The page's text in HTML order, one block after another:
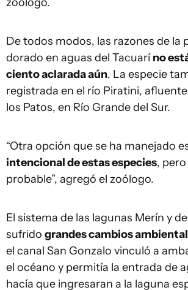
De todos modos, las razones de la
dorado en aguas del Tacuaríno
ciento aclarada aún. La especie
registrada en el río Piratini,
los Patos, en Río Grande del Sur.
“Otra opción que se ha manejado
intencional de estas especies,
probable”, agregó el zoólogo.
El sistema de las lagunas Merín y
sufrido grandes cambios
el canal San Gonzalo vinculó a
el océano y permitía la entrada de
hacía que ingresaran a la laguna